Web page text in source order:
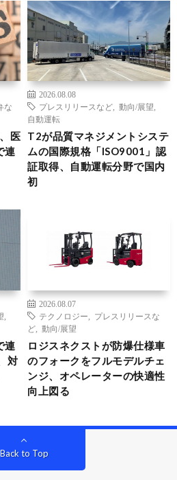
な
医
連
2026.08.08
プレスリリースなど
動向/展望
自動運転
T2が品質マネジメントシステ
ムの国際規格「ISO9001」認
証取得、自動運転分野で国内
初
連
対
2026.08.07
テクノロジー
プレスリリースな
ど
動向/展望
ロジスネクストが防爆仕様車
のフォークをフルモデルチェ
ンジ、オペレーターの快適性
向上図る
Back to Top